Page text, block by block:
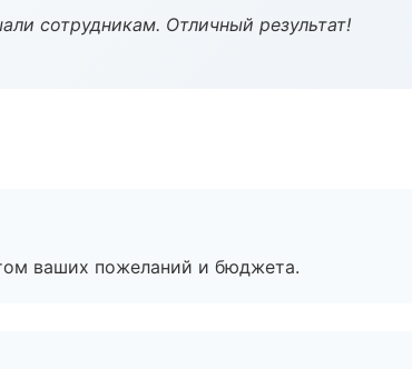
сотрудникам. Отличный результат!
ваших пожеланий и бюджета.